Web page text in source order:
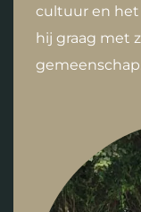
cultuur en
hij graag met